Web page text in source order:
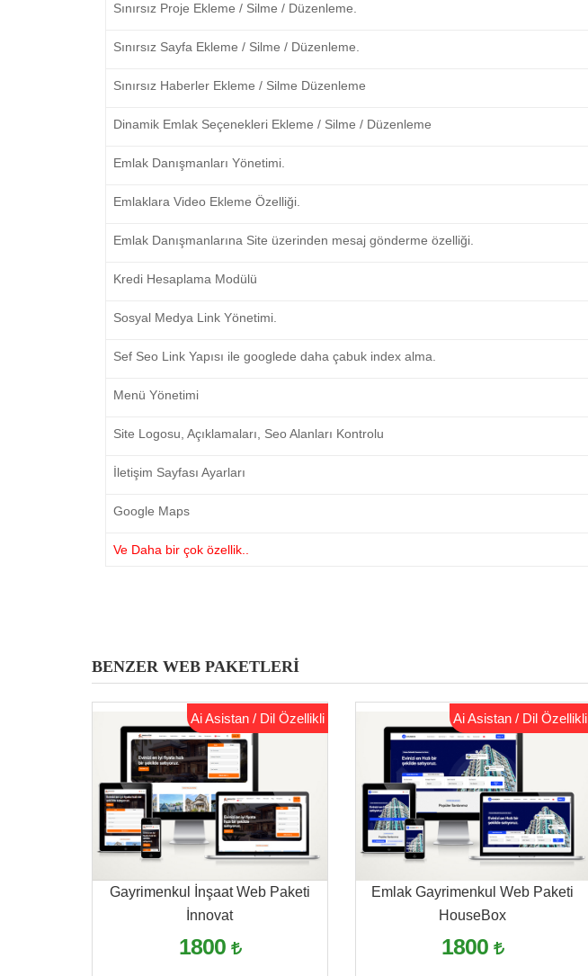
Sınırsız Proje Ekleme / Silme / Düzenleme.
Sınırsız Sayfa Ekleme / Silme / Düzenleme.
Sınırsız Haberler Ekleme / Silme Düzenleme
Dinamik Emlak Seçenekleri Ekleme / Silme / Düzenleme
Emlak Danışmanları Yönetimi.
Emlaklara Video Ekleme Özelliği.
Emlak Danışmanlarına Site üzerinden mesaj gönderme özelliği.
Kredi Hesaplama Modülü
Sosyal Medya Link Yönetimi.
Sef Seo Link Yapısı ile googlede daha çabuk index alma.
Menü Yönetimi
Site Logosu, Açıklamaları, Seo Alanları Kontrolu
İletişim Sayfası Ayarları
Google Maps
Ve Daha bir çok özellik..
BENZER WEB PAKETLERİ
Ai Asistan / Dil Özellikli
Gayrimenkul İnşaat Web Paketi
İnnovat
1800
Ai Asistan / Dil Özellikli
Emlak Gayrimenkul Web Paketi
HouseBox
1800